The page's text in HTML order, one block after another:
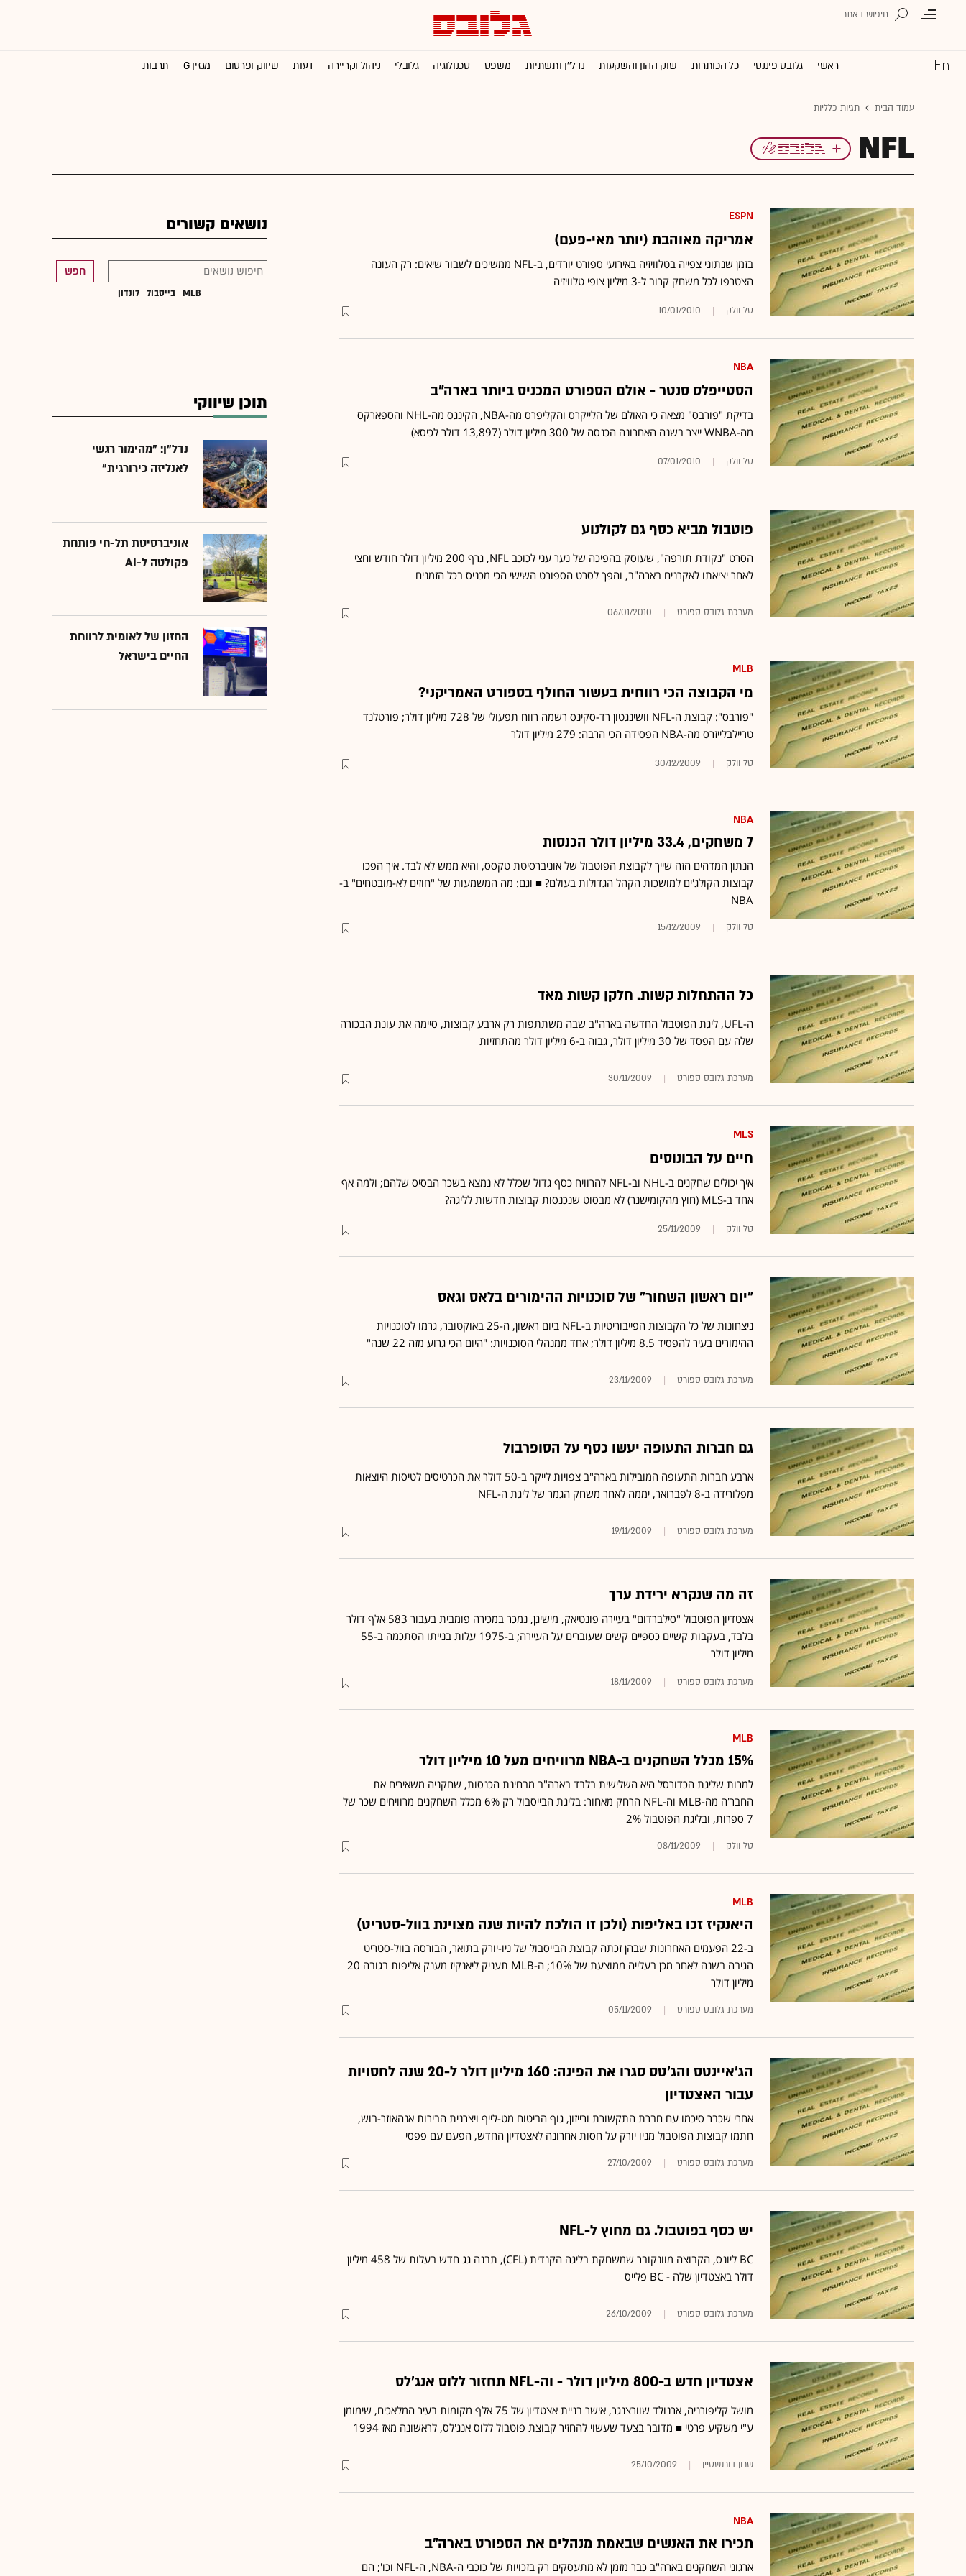
ראשי גלובס פיננסי כל הכותרות שוק ההון והשקעות נדל''ן ותשתיות משפט טכנולוגיה גלובלי ניהול וקריירה דעות שיווק ופרסום מגזין G תרבות
עמוד הבית תגיות כלליות
NFL
ESPN
אמריקה מאוהבת (יותר מאי-פעם)
בזמן שנתוני צפייה בטלוויזיה באירועי ספורט יורדים, ב-NFL ממשיכים לשבור שיאים: רק העונה
הצטרפו לכל משחק קרוב ל-3 מיליון צופי טלוויזיה
טל וולק 10/01/2010
NBA
הסטייפלס סנטר - אולם הספורט המכניס ביותר בארה"ב
בדיקת "פורבס" מצאה כי האולם של הלייקרס והקליפרס מה-NBA, הקינגס מה-NHL והספארקס
מה-WNBA ייצר בשנה האחרונה הכנסה של 300 מיליון דולר (13,897 דולר לכיסא)
טל וולק 07/01/2010
פוטבול מביא כסף גם לקולנוע
הסרט "נקודת תורפה", שעוסק בהפיכה של נער עני לכוכב NFL, גרף 200 מיליון דולר חודש וחצי
לאחר יציאתו לאקרנים בארה"ב, והפך לסרט הספורט השישי הכי מכניס בכל הזמנים
מערכת גלובס ספורט 06/01/2010
MLB
מי הקבוצה הכי רווחית בעשור החולף בספורט האמריקני?
"פורבס": קבוצת ה-NFL וושינגטון רד-סקינס רשמה רווח תפעולי של 728 מיליון דולר; פורטלנד
טריילבלייזרס מה-NBA הפסידה הכי הרבה: 279 מיליון דולר
טל וולק 30/12/2009
NBA
7 משחקים, 33.4 מיליון דולר הכנסות
הנתון המדהים הזה שייך לקבוצת הפוטבול של אוניברסיטת טקסס, והיא ממש לא לבד. איך הפכו
קבוצות הקולג'ים למושכות הקהל הגדולות בעולם? ■ וגם: מה המשמעות של "חוזים לא-מובטחים" ב-
NBA
טל וולק 15/12/2009
כל ההתחלות קשות. חלקן קשות מאד
ה-UFL, ליגת הפוטבול החדשה בארה"ב שבה משתתפות רק ארבע קבוצות, סיימה את עונת הבכורה
שלה עם הפסד של 30 מיליון דולר, גבוה ב-6 מיליון דולר מהתחזיות
מערכת גלובס ספורט 30/11/2009
MLS
חיים על הבונוסים
איך יכולים שחקנים ב-NHL וב-NFL להרוויח כסף גדול שכלל לא נמצא בשכר הבסיס שלהם; ולמה אף
אחד ב-MLS (חוץ מהקומישנר) לא מבסוט שנכנסות קבוצות חדשות לליגה?
טל וולק 25/11/2009
"יום ראשון השחור" של סוכנויות ההימורים בלאס וגאס
ניצחונות של כל הקבוצות הפייבוריטיות ב-NFL ביום ראשון, ה-25 באוקטובר, גרמו לסוכנויות
ההימורים בעיר להפסיד 8.5 מיליון דולר; אחד ממנהלי הסוכנויות: "היום הכי גרוע מזה 22 שנה"
מערכת גלובס ספורט 23/11/2009
גם חברות התעופה יעשו כסף על הסופרבול
ארבע חברות התעופה המובילות בארה"ב צפויות לייקר ב-50 דולר את הכרטיסים לטיסות היוצאות
מפלורידה ב-8 לפברואר, יממה לאחר משחק הגמר של ליגת ה-NFL
מערכת גלובס ספורט 19/11/2009
זה מה שנקרא ירידת ערך
אצטדיון הפוטבול "סילברדום" בעיירה פונטיאק, מישיגן, נמכר במכירה פומבית בעבור 583 אלף דולר
בלבד, בעקבות קשיים כספיים קשים שעוברים על העיירה; ב-1975 עלות בנייתו הסתכמה ב-55
מיליון דולר
מערכת גלובס ספורט 18/11/2009
MLB
15% מכלל השחקנים ב-NBA מרוויחים מעל 10 מיליון דולר
למרות שליגת הכדורסל היא השלישית בלבד בארה"ב מבחינת הכנסות, שחקניה משאירים את
החבר'ה מה-MLB וה-NFL הרחק מאחור: בליגת הבייסבול רק 6% מכלל השחקנים מרוויחים שכר של
7 ספרות, ובליגת הפוטבול 2%
טל וולק 08/11/2009
MLB
היאנקיז זכו באליפות (ולכן זו הולכת להיות שנה מצוינת בוול-סטריט)
ב-22 הפעמים האחרונות שבהן זכתה קבוצת הבייסבול של ניו-יורק בתואר, הבורסה בוול-סטריט
הגיבה בשנה לאחר מכן בעלייה ממוצעת של 10%; ה-MLB תעניק ליאנקיז מענק אליפות בגובה 20
מיליון דולר
מערכת גלובס ספורט 05/11/2009
הג'איינטס והג'טס סגרו את הפינה: 160 מיליון דולר ל-20 שנה לחסויות
עבור האצטדיון
אחרי שכבר סיכמו עם חברת התקשורת ורייזון, גוף הביטוח מט-לייף ויצרנית הבירות אנהאוזר-בוש,
חתמו קבוצות הפוטבול מניו יורק על חסות אחרונה לאצטדיון החדש, הפעם עם פפסי
מערכת גלובס ספורט 27/10/2009
יש כסף בפוטבול. גם מחוץ ל-NFL
BC ליונס, הקבוצה מוונקובר שמשחקת בליגה הקנדית (CFL), תבנה גג חדש בעלות של 458 מיליון
דולר באצטדיון שלה - BC פלייס
מערכת גלובס ספורט 26/10/2009
אצטדיון חדש ב-800 מיליון דולר - וה-NFL תחזור ללוס אנג'לס
מושל קליפורניה, ארנולד שוורצנגר, אישר בניית אצטדיון של 75 אלף מקומות בעיר המלאכים, שימומן
ע"י משקיע פרטי ■ מדובר בצעד שעשוי להחזיר קבוצת פוטבול ללוס אנג'לס, לראשונה מאז 1994
שרון בורנשטיין 25/10/2009
NBA
תכירו את האנשים שבאמת מנהלים את הספורט בארה"ב
ארגוני השחקנים בארה"ב כבר מזמן לא מתעסקים רק בזכויות של כוכבי ה-NBA, ה-NFL וכו'; הם
נושאים קשורים
חפש
MLB בייסבול לונדון
תוכן שיווקי
נדל"ן: "מהימור רגשי
לאנליזה כירורגית"
אוניברסיטת תל-חי פותחת
פקולטה ל-AI
החזון של לאומית לרווחת
החיים בישראל